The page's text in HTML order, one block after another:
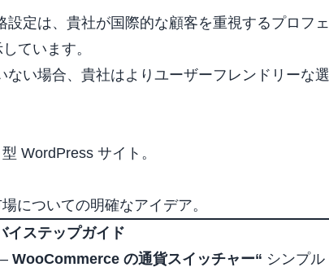
設定は、貴社が国際的な顧客を重視するプロフェ
ています。
い場合、貴社はよりユーザーフレンドリーな選
WordPress サイト。
についての明確なアイデア。
イステップガイド
– WooCommerce の通貨スイッチャー“ シンプル